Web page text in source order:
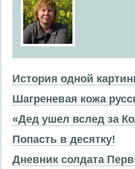
История одной
Шагреневая кожа
«Дед ушел вслед за
Попасть в десятку!
Дневник солдата